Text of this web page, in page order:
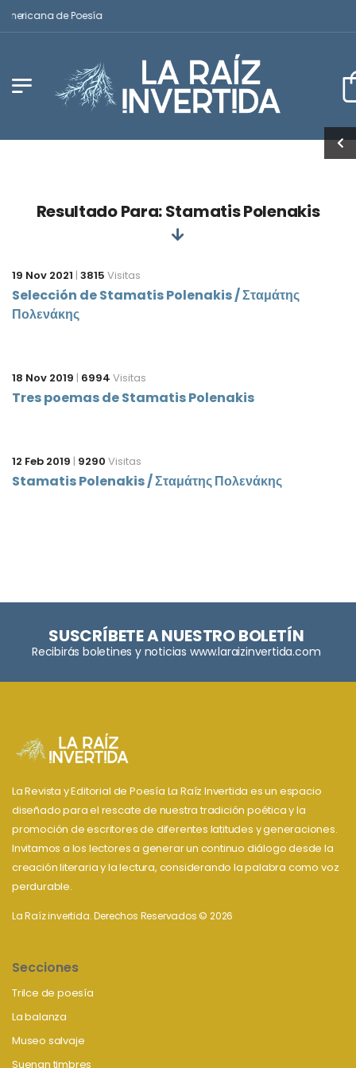
de Poesía
Resultado Para: Stamatis Polenakis
19 Nov 2021 | 3815 Visitas
Selección de Stamatis Polenakis / Σταμάτης
Πολενάκης
18 Nov 2019 | 6994 Visitas
Tres poemas de Stamatis Polenakis
12 Feb 2019 | 9290 Visitas
Stamatis Polenakis / Σταμάτης Πολενάκης
SUSCRÍBETE A NUESTRO BOLETÍN
Recibirás boletines y noticias www.laraizinvertida.com
La Revista y Editorial de Poesía La Raíz Invertida es un espacio
diseñado para el rescate de nuestra tradición poética y la
promoción de escritores de diferentes latitudes y generaciones.
Invitamos a los lectores a generar un continuo diálogo desde la
creación literaria y la lectura, considerando la palabra como voz
perdurable.
La Raíz invertida. Derechos Reservados © 2026
Secciones
Trilce de poesía
La balanza
Museo salvaje
Suenan timbres